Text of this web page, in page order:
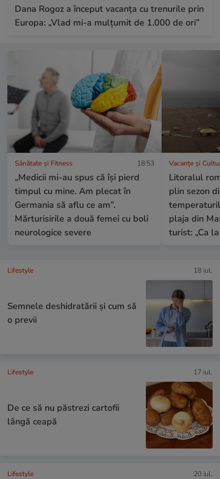
Dana Rogoz a început vacanța cu trenurile prin
Europa: „Vlad mi-a mulțumit de 1.000 de ori”
Sănătate și Fitness 18:53
„Medicii mi-au spus că își pierd
timpul cu mine. Am plecat în
Germania să aflu ce am”.
Mărturisirile a două femei cu boli
neurologice severe
Vacanțe și
Litoralul
plin sezon
plaja din
turist: „Ca
Lifestyle 18 iul.
Semnele deshidratării și cum să
o previi
Lifestyle 17 iul.
De ce să nu păstrezi cartofii
lângă ceapă
Lifestyle 20 iul.